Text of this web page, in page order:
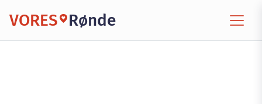
VORES Rønde